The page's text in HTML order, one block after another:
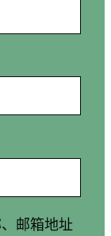
邮箱地址